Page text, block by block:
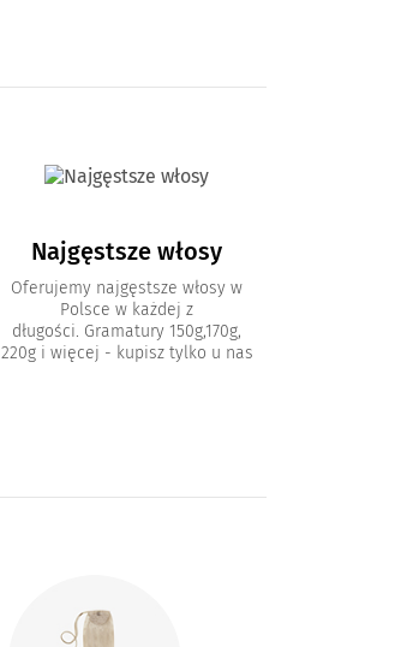
Najgęstsze włosy
Oferujemy najgęstsze włosy w
Polsce w każdej z
długości. Gramatury 150g,170g,
220g i więcej - kupisz tylko u nas